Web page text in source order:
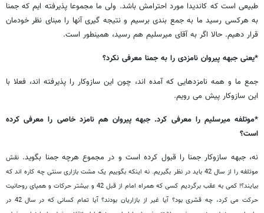
طبیعی است که کاندیدا مورد احترامش باشد. ولی ما مجموعا پذیرفته ایم که جمنا
به هرکسی رسید ما به جمع بندی برسیم و نتیجه گیری آنها را مبنای نظر خودمان
قرار دهیم. حالا اگر به آقای میرسلیم هم رسید، همینطور است.
*یعنی جبهه پیروان نامزدی را به جمنا معرفی نکرد؟
جمع ما و همه نامزدهایی که آمده اند، چون این سازوکار را پذیرفته اند، فعلا با
این سازوکار پیش می رویم.
*موتلفه میرسلیم را معرفی کرد. جبهه پیروان هم نامزد خاصی را معرفی کرده
است؟
نه، جبهه سازوکار جمنا را قبول کرده است و در مجموع هرچه جمنا بگوید. نقش
موتلفه را از سال 42 باید در نظر بگیریم. نه اینکه بگوییم یک مشت بازاری سنتی چه کاره اند که
بیایند؟! کمی به عقب برگردیم کسی که همراه امام از قبل 42 و بیشتر حرکات و همپای روحانیت
حرکت می کرد، چه قشری بود؟ آیا غیر از بازاریان بودند؟ آیا تمام کسانی که در سال 42 در